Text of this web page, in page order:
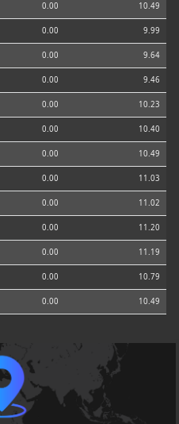
0.00 10.49
0.00 9.99
0.00 9.64
0.00 9.46
0.00 10.23
0.00 10.40
0.00 10.49
0.00 11.03
0.00 11.02
0.00 11.20
0.00 11.19
0.00 10.79
0.00 10.49